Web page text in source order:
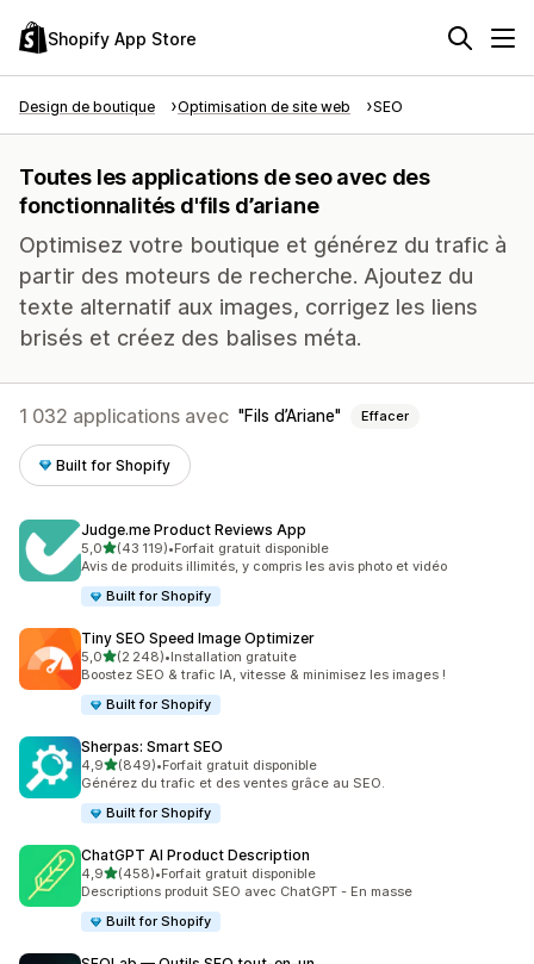
Shopify App Store
Design de boutique Optimisation de site web SEO
Toutes les applications de seo avec des
fonctionnalités d'fils d’ariane
Optimisez votre boutique et générez du trafic à
partir des moteurs de recherche. Ajoutez du
texte alternatif aux images, corrigez les liens
brisés et créez des balises méta.
1 032 applications avec Fils d’Ariane Effacer
Built for Shopify
Judge.me Product Reviews App
5,0étoile(s) sur 5
(43 119)
43119 avis au total
•Forfait gratuit disponible
Avis de produits illimités, y compris les avis photo et vidéo
Built for Shopify
Tiny SEO Speed Image Optimizer
5,0étoile(s) sur 5
(2 248)
2248 avis au total
•Installation gratuite
Boostez SEO & trafic IA, vitesse & minimisez les images !
Built for Shopify
Sherpas: Smart SEO
4,9étoile(s) sur 5
(849)
849 avis au total
•Forfait gratuit disponible
Générez du trafic et des ventes grâce au SEO.
Built for Shopify
ChatGPT AI Product Description
4,9étoile(s) sur 5
(458)
458 avis au total
•Forfait gratuit disponible
Descriptions produit SEO avec ChatGPT - En masse
Built for Shopify